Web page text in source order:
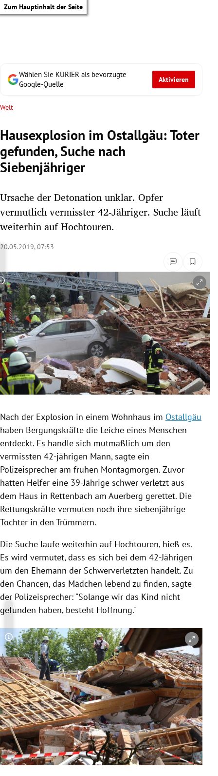
Zum Hauptinhalt der Seite
Untermenü
Untermenü
Untermenü
Untermenü
Untermenü
Untermenü
Untermenü
Untermenü
Untermenü
Wählen Sie KURIER als bevorzugte
Google-Quelle
Aktivieren
Welt
Hausexplosion im Ostallgäu: Toter
gefunden, Suche nach
Siebenjähriger
Ursache der Detonation unklar. Opfer
vermutlich vermisster 42-Jähriger. Suche läuft
weiterhin auf Hochtouren.
20.05.2019, 07:53
Copyright-Hinweis öffnen/schließen
Nach der Explosion in einem Wohnhaus im Ostallgäu
haben Bergungskräfte die Leiche eines Menschen
entdeckt. Es handle sich mutmaßlich um den
vermissten 42-jährigen Mann, sagte ein
Polizeisprecher am frühen Montagmorgen. Zuvor
hatten Helfer eine 39-Jährige schwer verletzt aus
dem Haus in Rettenbach am Auerberg gerettet. Die
Rettungskräfte vermuten noch ihre siebenjährige
Tochter in den Trümmern.
Die Suche laufe weiterhin auf Hochtouren, hieß es.
Es wird vermutet, dass es sich bei dem 42-Jährigen
um den Ehemann der Schwerverletzten handelt. Zu
den Chancen, das Mädchen lebend zu finden, sagte
der Polizeisprecher: "Solange wir das Kind nicht
gefunden haben, besteht Hoffnung."
Copyright-Hinweis öffnen/schließen